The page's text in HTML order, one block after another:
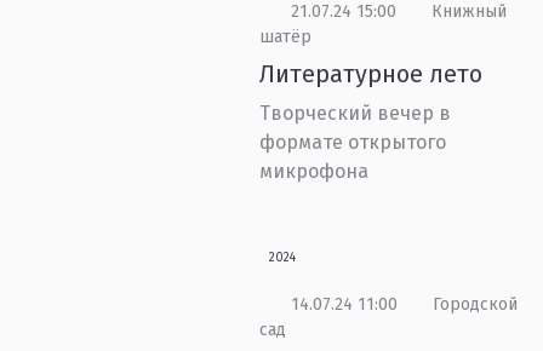
21.07.24 15:00
Книжный
шатёр
Литературное лето
Творческий вечер в
формате открытого
микрофона
2024
14.07.24 11:00
Городской
сад